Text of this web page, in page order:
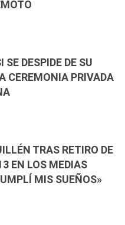
DESPIDE DE SU
CEREMONIA PRIVADA
TRAS RETIRO DE
EN LOS MEDIAS
MIS SUEÑOS»